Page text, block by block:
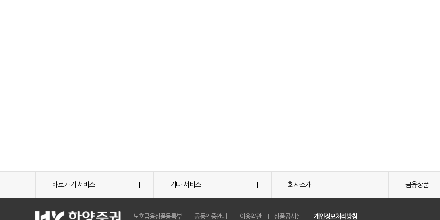
바로가기 서비스 기타 서비스 회사소개 금융상품
보호금융상품등록부 공동인증안내 이용약관 상품공시실 개인정보처리방침